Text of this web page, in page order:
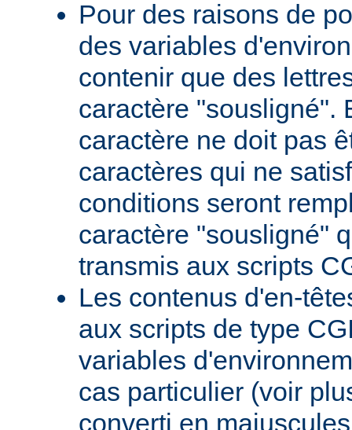
Pour des raisons de
des variables
contenir que des
caractère "sousligné".
caractère ne doit pas
caractères qui ne
conditions seront
caractère "sousligné"
transmis aux scripts
Les contenus d'en-
aux scripts de type
variables
cas particulier (voir
converti en